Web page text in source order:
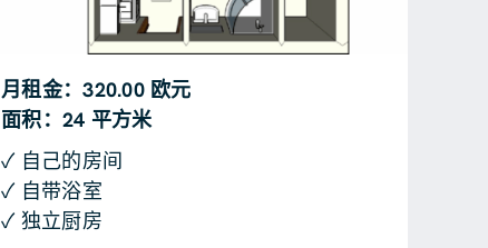
月租金：320.00 欧元
面积：24 平方米
✓ 自己的房间
✓ 自带浴室
✓ 独立厨房